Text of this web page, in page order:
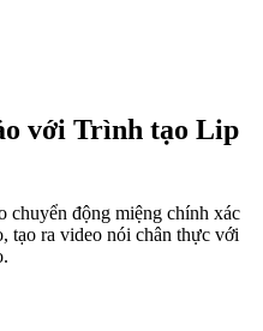
với Trình tạo Lip
chuyển động miệng chính xác
tạo ra video nói chân thực với